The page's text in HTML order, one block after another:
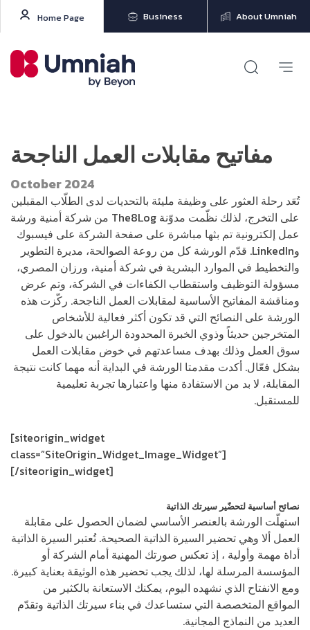
Home Page Business About Umniah
مفاتيح مقابلات العمل الناجحة
October 2024
تُعَد رحلة العثور على وظيفة مليئة بالتحديات لدى الطلّاب المقبلين
على التخرج، لذلك نظّمت مدوّنة The8Log من شركة أمنية ورشة
عمل إلكترونية تم بثها مباشرة على صفحة الشركة على فيسبوك
وLinkedIn. قدّم الورشة كل من روعة الصوالحة، مديرة التطوير
والتخطيط في الموارد البشرية في شركة أمنية، ورزان المصري،
مسؤولة التوظيف واستقطاب الكفاءات في الشركة، وتم عرض
ومناقشة المفاتيح الأساسية لمقابلات العمل الناجحة. ركّزت هذه
الورشة على النصائح التي قد تكون أكثر فعالية للأشخاص
المتخرجين حديثاً وذوي الخبرة المحدودة الراغبين بالدخول على
سوق العمل وذلك بهدف مساعدتهم في خوض مقابلات العمل
بشكل فعّال. أكدت مقدمتا الورشة في البداية أنه مهما كانت نتيجة
المقابلة، لا بد من الاستفادة منها واعتبارها تجربة تعليمية
للمستقبل.
[siteorigin_widget
class=”SiteOrigin_Widget_Image_Widget”]
[/siteorigin_widget]
نصائح أساسية لتحضّير سيرتك الذاتية
استهلّت الورشة بالعنصر الأساسي لضمان الحصول على مقابلة
العمل ألا وهي تحضير السيرة الذاتية الصحيحة. تُعتبر السيرة الذاتية
أداة مهمة وأولية ، إذ تعكس صورتك المهنية أمام الشركة أو
المؤسسة المرسلة لها، لذلك يجب تحضير هذه الوثيقة بعناية كبيرة.
ومع الانفتاح الذي نشهده اليوم، يمكنك الاستعانة بالكثير من
المواقع المتخصصة التي ستساعدك في بناء سيرتك الذاتية وتقدّم
العديد من النماذج المجانية.